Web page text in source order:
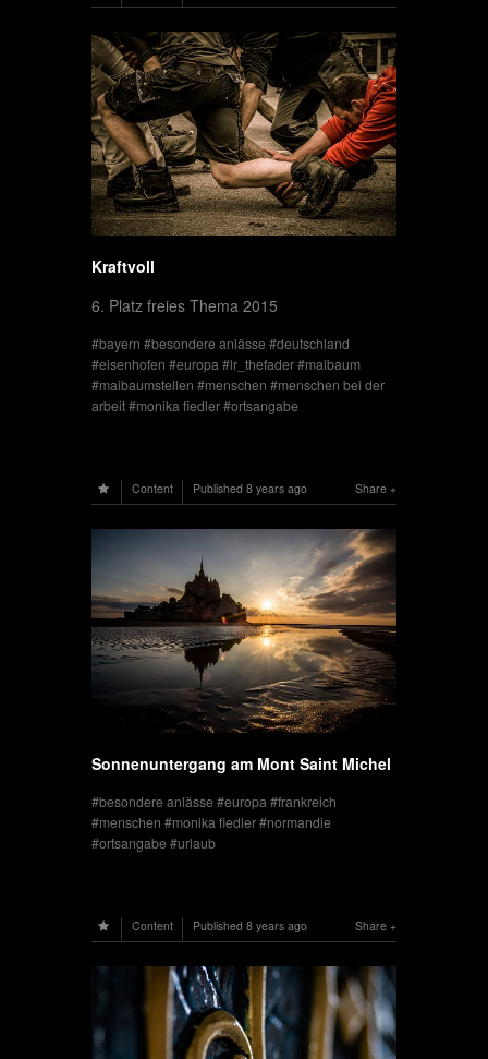
Kraftvoll
6. Platz freies Thema 2015
bayern besondere anlässe deutschland
eisenhofen
europa lr_thefader
maibaum
maibaumstellen
menschen
menschen bei der
arbeit
monika fiedler ortsangabe
Share
Content Published 8 years ago
Sonnenuntergang am Mont Saint Michel
besondere anlässe europa
frankreich
menschen
monika fiedler
normandie
ortsangabe urlaub
Share
Content Published 8 years ago